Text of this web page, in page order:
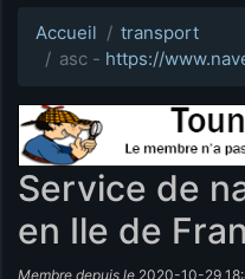
Accueil
transport
asc - https://
Service de
en Ile de
Membre depuis le 2020-10-29